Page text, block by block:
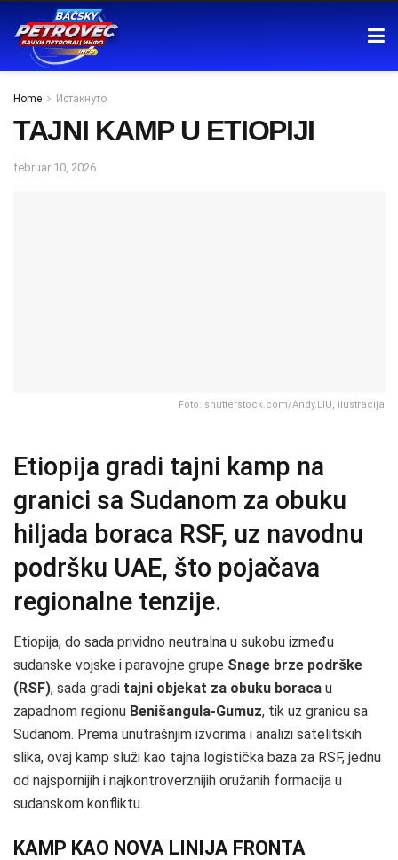
Home Истакнуто
TAJNI KAMP U ETIOPIJI
februar 10, 2026
Foto: shutterstock.com/Andy.LIU, ilustracija
Etiopija gradi tajni kamp na
granici sa Sudanom za obuku
hiljada boraca RSF, uz navodnu
podršku UAE, što pojačava
regionalne tenzije.
Etiopija, do sada prividno neutralna u sukobu između
sudanske vojske i paravojne grupe Snage brze podrške
(RSF), sada gradi tajni objekat za obuku boraca u
zapadnom regionu Benišangula‑Gumuz, tik uz granicu sa
Sudanom. Prema unutrašnjim izvorima i analizi satelitskih
slika, ovaj kamp služi kao tajna logistička baza za RSF, jednu
od najspornijih i najkontroverznijih oružanih formacija u
sudanskom konfliktu.
KAMP KAO NOVA LINIJA FRONTA